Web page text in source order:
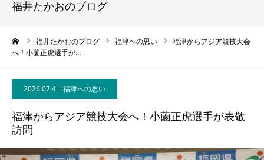
福井たかおのブログ
福井たかおのブログ 福津への思い
福津からアジア競技大会
へ！小薗正虎選手が…
2026.07.4 福津への思い
福津からアジア競技大会へ！小薗正虎選手が表敬
訪問